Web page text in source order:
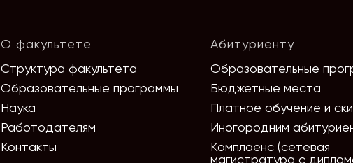
О факультете
Структура факультета
Образовательные программы
Наука
Работодателям
Контакты
Абитуриенту
Образовательные
Бюджетные места
Платное обучение и
Иногородним
Комплаенс (сетевая
магистратура с